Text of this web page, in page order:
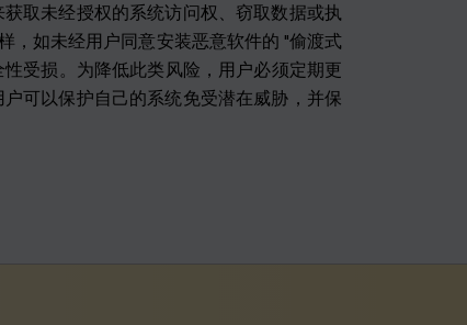
取未经授权的系统访问权、窃取数据或执
，如未经用户同意安装恶意软件的 "偷渡式
受损。为降低此类风险，用户必须定期更
可以保护自己的系统免受潜在威胁，并保